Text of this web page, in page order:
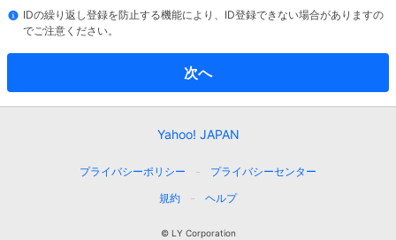
IDの繰り返し登録を防止する機能により、ID登録できない場合がありますの
でご注意ください。
次へ
Yahoo! JAPAN
プライバシーポリシー
プライバシーセンター
規約
ヘルプ
© LY Corporation